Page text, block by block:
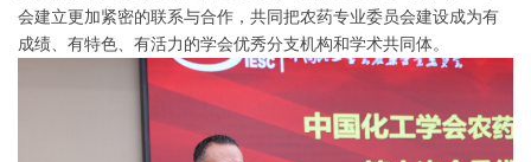
会建立更加紧密的联系与合作，共同把农药专业委员会建设成为有
成绩、有特色、有活力的学会优秀分支机构和学术共同体。